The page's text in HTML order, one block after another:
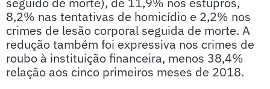
8,2% nas tentativas de homicídio e 2,2% nos
crimes de lesão corporal seguida de morte. A
redução também foi expressiva nos crimes de
roubo à instituição financeira, menos 38,4%
relação aos cinco primeiros meses de 2018.